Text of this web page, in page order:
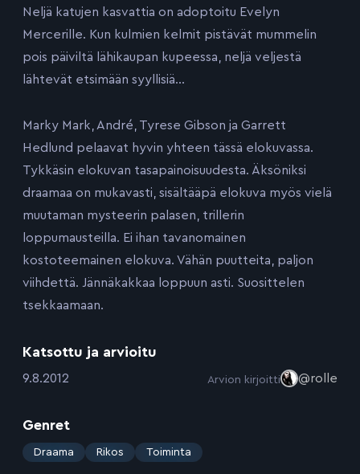
Neljä katujen kasvattia on adoptoitu Evelyn
Mercerille. Kun kulmien kelmit pistävät mummelin
pois päiviltä lähikaupan kupeessa, neljä veljestä
lähtevät etsimään syyllisiä…
Marky Mark, André, Tyrese Gibson ja Garrett
Hedlund pelaavat hyvin yhteen tässä elokuvassa.
Tykkäsin elokuvan tasapainoisuudesta. Äksöniksi
draamaa on mukavasti, sisältääpä elokuva myös vielä
muutaman mysteerin palasen, trillerin
loppumausteilla. Ei ihan tavanomainen
kostoteemainen elokuva. Vähän puutteita, paljon
viihdettä. Jännäkakkaa loppuun asti. Suosittelen
tsekkaamaan.
Katsottu ja arvioitu
:9.8.2012 Arvion kirjoitti @rolle
Genret
: Draama Rikos Toiminta